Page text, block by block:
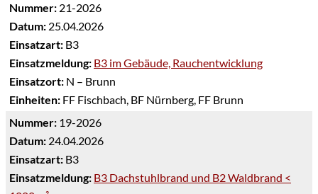
Nummer: 21-2026
Datum: 25.04.2026
Einsatzart: B3
Einsatzmeldung: B3 im Gebäude, Rauchentwicklung
Einsatzort: N – Brunn
Einheiten: FF Fischbach, BF Nürnberg, FF Brunn
Nummer: 19-2026
Datum: 24.04.2026
Einsatzart: B3
Einsatzmeldung: B3 Dachstuhlbrand und B2 Waldbrand <